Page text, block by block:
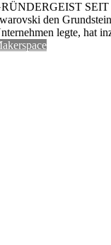
den
legte, hat